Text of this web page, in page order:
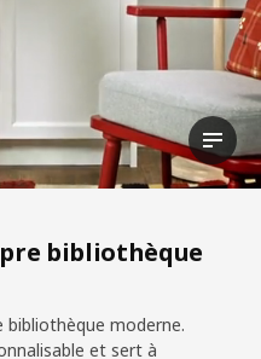
bibliothèque
bibliothèque moderne.
et sert à